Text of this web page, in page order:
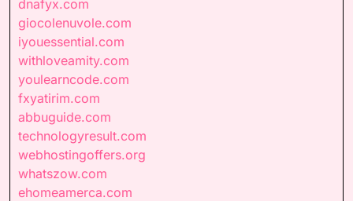
dnafyx.com
giocolenuvole.com
iyouessential.com
withloveamity.com
youlearncode.com
fxyatirim.com
abbuguide.com
technologyresult.com
webhostingoffers.org
whatszow.com
ehomeamerca.com